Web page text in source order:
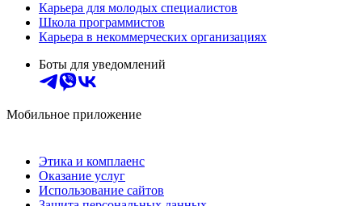
Карьера для молодых специалистов
Школа программистов
Карьера в некоммерческих организациях
Боты для уведомлений
Мобильное приложение
Этика и комплаенс
Оказание услуг
Использование сайтов